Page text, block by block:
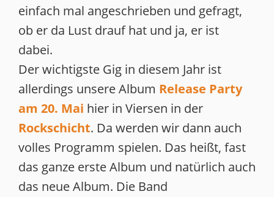
einfach mal angeschrieben und gefragt,
ob er da Lust drauf hat und ja, er ist
dabei.
Der wichtigste Gig in diesem Jahr ist
allerdings unsere Album Release Party
am 20. Mai hier in Viersen in der
Rockschicht. Da werden wir dann auch
volles Programm spielen. Das heißt, fast
das ganze erste Album und natürlich auch
das neue Album. Die Band